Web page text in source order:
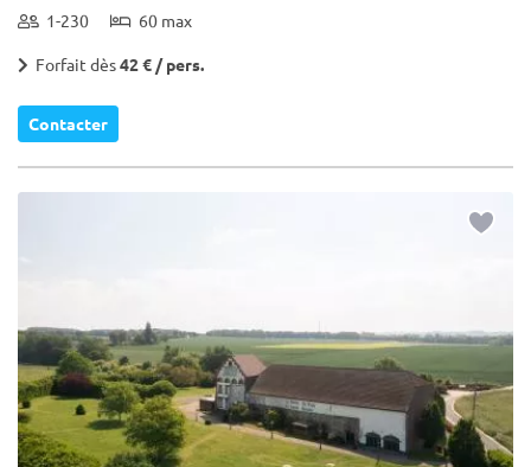
1-230 60 max
Forfait dès42 € / pers.
Contacter